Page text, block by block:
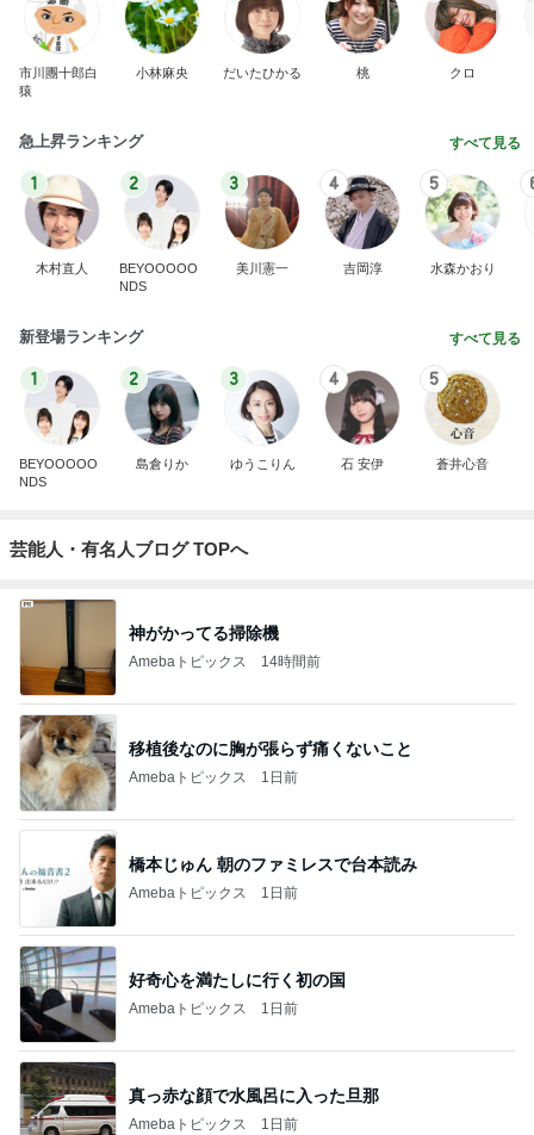
市川團十郎白
猿
小林麻央 だいたひかる 桃 クロ
急上昇ランキング すべて見る
1
木村直人
2
BEYOOOOO
NDS
3
美川憲一
4
吉岡淳
5
水森かおり
新登場ランキング すべて見る
1
BEYOOOOO
NDS
2
島倉りか
3
ゆうこりん
4
石 安伊
5
蒼井心音
芸能人・有名人ブログ TOPへ
神がかってる掃除機
Amebaトピックス 14時間前
移植後なのに胸が張らず痛くないこと
Amebaトピックス 1日前
橋本じゅん 朝のファミレスで台本読み
Amebaトピックス 1日前
好奇心を満たしに行く初の国
Amebaトピックス 1日前
真っ赤な顔で水風呂に入った旦那
Amebaトピックス 1日前